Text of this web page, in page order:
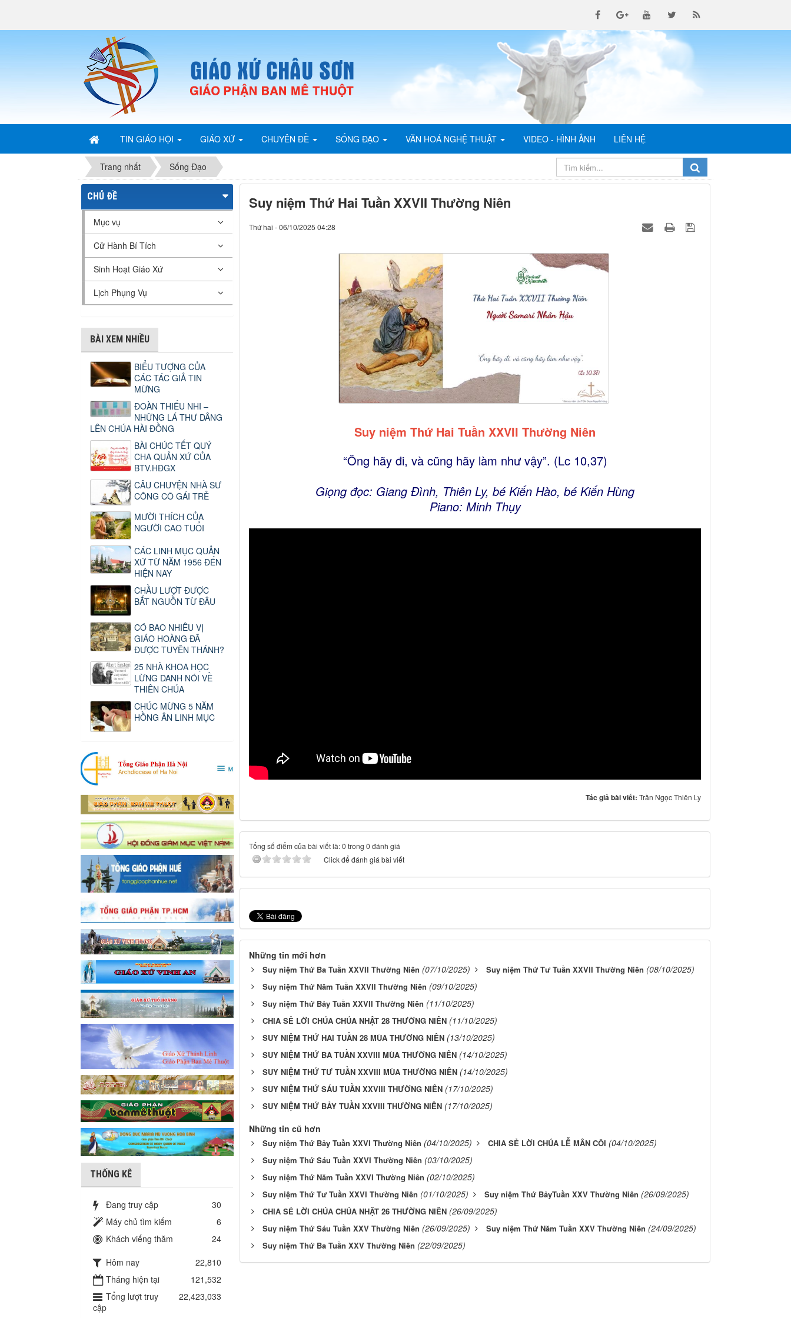
TIN GIÁO HỘI GIÁO XỨ CHUYÊN ĐỀ SỐNG ĐẠO VĂN HOÁ NGHỆ THUẬT VIDEO - HÌNH ẢNH LIÊN HỆ
Trang nhất Sống Đạo
Suy niệm Thứ Hai Tuần XXVII Thường Niên
Thứ hai - 06/10/2025 04:28
Suy niệm Thứ Hai Tuần XXVII Thường Niên
“Ông hãy đi, và cũng hãy làm như vậy”. (Lc 10,37)
Giọng đọc: Giang Đình, Thiên Ly, bé Kiến Hào, bé Kiến Hùng
Piano: Minh Thụy
Tác giả bài viết: Trần Ngọc Thiên Ly
Tổng số điểm của bài viết là: 0 trong 0 đánh giá
Click để đánh giá bài viết
Những tin mới hơn
Suy niệm Thứ Ba Tuần XXVII Thường Niên (07/10/2025) Suy niệm Thứ Tư Tuần XXVII Thường Niên (08/10/2025)
Suy niệm Thứ Năm Tuần XXVII Thường Niên (09/10/2025)
Suy niệm Thứ Bảy Tuần XXVII Thường Niên (11/10/2025)
CHIA SẺ LỜI CHÚA CHÚA NHẬT 28 THƯỜNG NIÊN (11/10/2025)
SUY NIỆM THỨ HAI TUẦN 28 MÙA THƯỜNG NIÊN (13/10/2025)
SUY NIỆM THỨ BA TUẦN XXVIII MÙA THƯỜNG NIÊN (14/10/2025)
SUY NIỆM THỨ TƯ TUẦN XXVIII MÙA THƯỜNG NIÊN (14/10/2025)
SUY NIỆM THỨ SÁU TUẦN XXVIII THƯỜNG NIÊN (17/10/2025)
SUY NIỆM THỨ BẢY TUẦN XXVIII THƯỜNG NIÊN (17/10/2025)
Những tin cũ hơn
Suy niệm Thứ Bảy Tuần XXVI Thường Niên (04/10/2025) CHIA SẺ LỜI CHÚA LỄ MÂN CÔI (04/10/2025)
Suy niệm Thứ Sáu Tuần XXVI Thường Niên (03/10/2025)
Suy niệm Thứ Năm Tuần XXVI Thường Niên (02/10/2025)
Suy niệm Thứ Tư Tuần XXVI Thường Niên (01/10/2025) Suy niệm Thứ BảyTuần XXV Thường Niên (26/09/2025)
CHIA SẺ LỜI CHÚA CHÚA NHẬT 26 THƯỜNG NIÊN (26/09/2025)
Suy niệm Thứ Sáu Tuần XXV Thường Niên (26/09/2025) Suy niệm Thứ Năm Tuần XXV Thường Niên (24/09/2025)
Suy niệm Thứ Ba Tuần XXV Thường Niên (22/09/2025)
CHỦ ĐỀ
Mục vụ
Cử Hành Bí Tích
Sinh Hoạt Giáo Xứ
Lịch Phụng Vụ
BÀI XEM NHIỀU
BIỂU TƯỢNG CỦA
CÁC TÁC GIẢ TIN
MỪNG
ĐOÀN THIẾU NHI –
NHỮNG LÁ THƯ DÂNG
LÊN CHÚA HÀI ĐỒNG
BÀI CHÚC TẾT QUÝ
CHA QUẢN XỨ CỦA
BTV.HĐGX
CÂU CHUYỆN NHÀ SƯ
CÕNG CÔ GÁI TRẺ
MƯỜI THÍCH CỦA
NGƯỜI CAO TUỔI
CÁC LINH MỤC QUẢN
XỨ TỪ NĂM 1956 ĐẾN
HIỆN NAY
CHẦU LƯỢT ĐƯỢC
BẮT NGUỒN TỪ ĐÂU
CÓ BAO NHIÊU VỊ
GIÁO HOÀNG ĐÃ
ĐƯỢC TUYÊN THÁNH?
25 NHÀ KHOA HỌC
LỪNG DANH NÓI VỀ
THIÊN CHÚA
CHÚC MỪNG 5 NĂM
HỒNG ÂN LINH MỤC
THỐNG KÊ
Đang truy cập
30
Máy chủ tìm kiếm
6
Khách viếng thăm
24
Hôm nay
22,810
Tháng hiện tại
121,532
Tổng lượt truy
cập
22,423,033